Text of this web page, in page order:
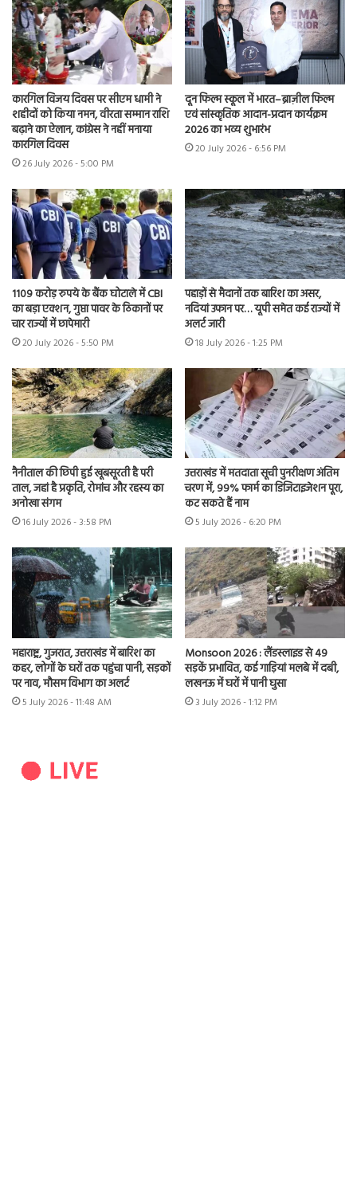
कारगिल विजय दिवस पर सीएम धामी ने
शहीदों को किया नमन, वीरता सम्मान राशि
बढ़ाने का ऐलान, कांग्रेस ने नहीं मनाया
कारगिल दिवस
26 July 2026 - 5:00 PM
दून फिल्म स्कूल में भारत–ब्राज़ील फिल्म
एवं सांस्कृतिक आदान-प्रदान कार्यक्रम
2026 का भव्य शुभारंभ
20 July 2026 - 6:56 PM
1109 करोड़ रुपये के बैंक घोटाले में CBI
का बड़ा एक्शन, गुप्ता पावर के ठिकानों पर
चार राज्यों में छापेमारी
20 July 2026 - 5:50 PM
पहाड़ों से मैदानों तक बारिश का असर,
नदियां उफान पर… यूपी समेत कई राज्यों में
अलर्ट जारी
18 July 2026 - 1:25 PM
नैनीताल की छिपी हुई खूबसूरती है परी
ताल, जहां है प्रकृति, रोमांच और रहस्य का
अनोखा संगम
16 July 2026 - 3:58 PM
उत्तराखंड में मतदाता सूची पुनरीक्षण अंतिम
चरण में, 99% फार्म का डिजिटाइजेशन पूरा,
कट सकते हैं नाम
5 July 2026 - 6:20 PM
महाराष्ट्र, गुजरात, उत्तराखंड में बारिश का
कहर, लोगों के घरों तक पहुंचा पानी, सड़कों
पर नाव, मौसम विभाग का अलर्ट
5 July 2026 - 11:48 AM
Monsoon 2026 : लैंडस्लाइड से 49
सड़कें प्रभावित, कई गाड़ियां मलबे में दबी,
लखनऊ में घरों में पानी घुसा
3 July 2026 - 1:12 PM